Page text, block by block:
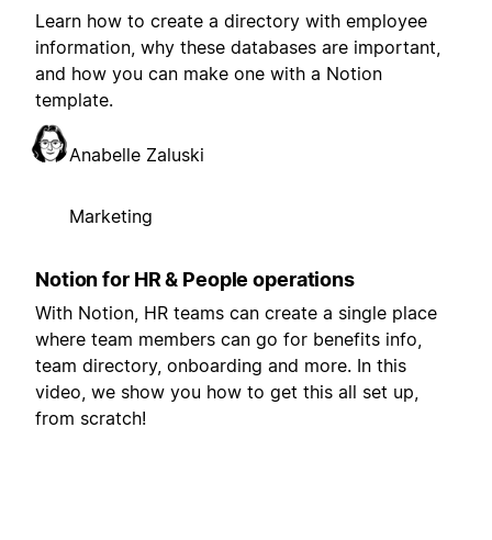
Learn how to create a directory with employee
information, why these databases are important,
and how you can make one with a Notion
template.
Anabelle Zaluski
Marketing
Notion for HR & People operations
With Notion, HR teams can create a single place
where team members can go for benefits info,
team directory, onboarding and more. In this
video, we show you how to get this all set up,
from scratch!